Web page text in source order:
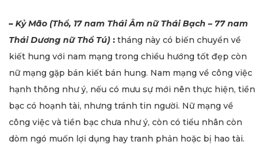
– Kỷ Mão (Thổ, 17 nam Thái Âm nữ Thái Bạch – 77 nam
Thái Dương nữ Thổ Tú) : tháng này có biến chuyển về
kiết hung với nam mạng trong chiều hướng tốt đẹp còn
nữ mạng gặp bán kiết bán hung. Nam mạng về công việc
hạnh thông như ý, nếu có mưu sự mới nên thực hiện, tiền
bạc có hoạnh tài, nhưng tránh tin người. Nữ mạng về
công việc và tiền bạc chưa như ý, còn có tiểu nhân còn
dòm ngó muốn lợi dụng hay tranh phản hoặc bị hao tài.